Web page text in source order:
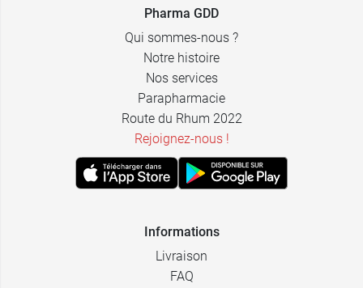
Pharma GDD
Qui sommes-nous ?
Notre histoire
Nos services
Parapharmacie
Route du Rhum 2022
Rejoignez-nous !
Informations
Livraison
FAQ